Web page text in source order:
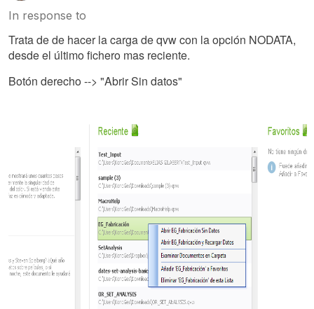
In response to
Trata de de hacer la carga de qvw con la opción NODATA,
desde el último fichero mas reciente.
Botón derecho --> "Abrir Sin datos"